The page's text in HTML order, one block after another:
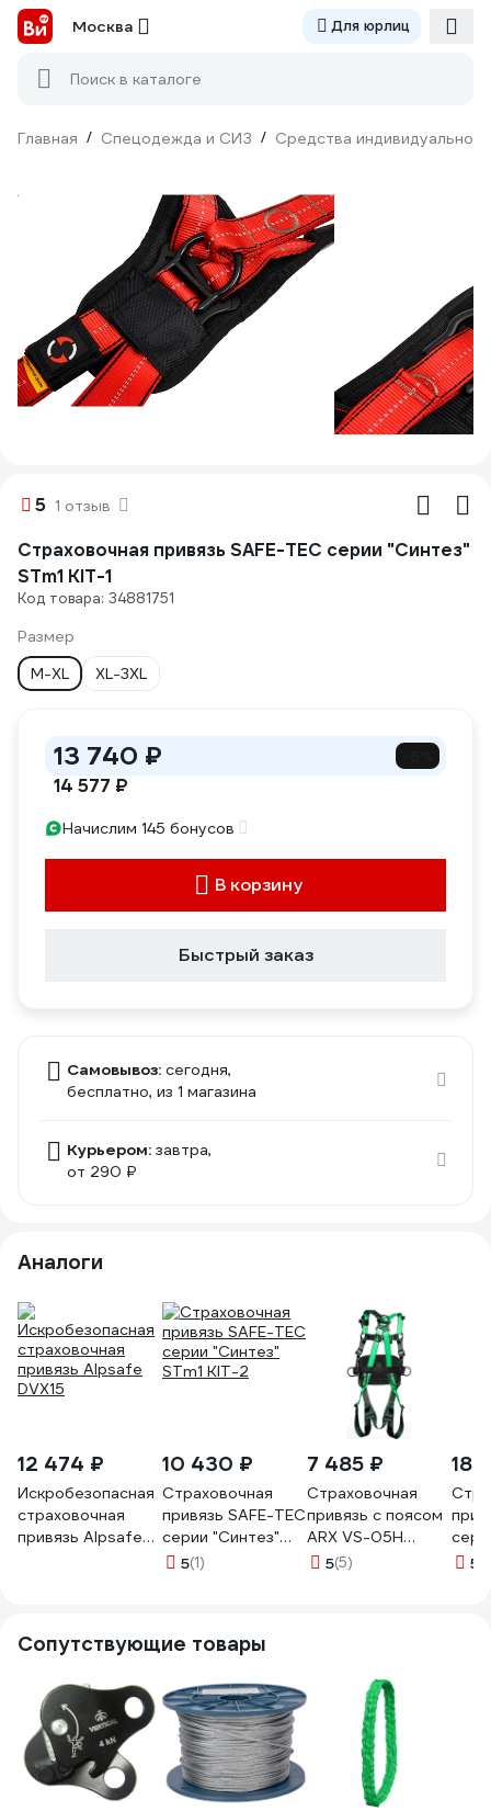
Москва Для юрлиц
Поиск в каталоге
Главная / Спецодежда и СИЗ / Средства индивидуальной
5 1 отзыв
Страховочная привязь SAFE-TEC серии "Синтез"
STm1 KIT-1
Код товара: 34881751
Размер
M-XL
XL-3XL
13 740 ₽
14 577 ₽
Начислим 145 бонусов
В корзину
Быстрый заказ
Самовывоз: сегодня,
бесплатно, из 1 магазина
Курьером: завтра,
от 290 ₽
Аналоги
12 474 ₽
Искробезопасная
страховочная
привязь Alpsafe
10 430 ₽
Страховочная
привязь SAFE-TEC
серии "Синтез"
STm1 KIT-2
5(1)
7 485 ₽
Страховочная
привязь с поясом
ARX VS-05H
33008547-M-XL
5(5)
18
5
Сопутствующие товары